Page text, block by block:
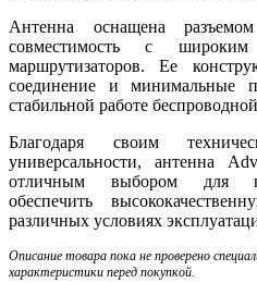
Антенна оснащена
совместимость с
маршрутизаторов. Ее
соединение и минимальные
стабильной работе
Благодаря своим
универсальности, антенна
отличным выбором для
обеспечить
различных условиях
Описание товара пока не проверено
характеристики перед покупкой.